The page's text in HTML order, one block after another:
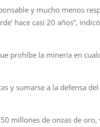
y mucho menos
hace casi 20 años”,
prohíbe la minería en
y sumarse a la defensa
millones de onzas de